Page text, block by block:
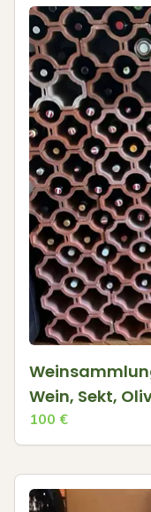
Wein, Sekt,
100 €